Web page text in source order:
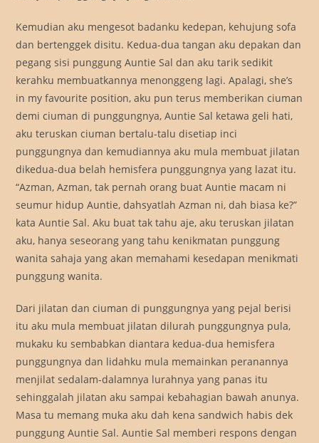
Kemudian aku mengesot badanku kedepan, kehujung sofa
dan bertenggek disitu. Kedua-dua tangan aku depakan dan
pegang sisi punggung Auntie Sal dan aku tarik sedikit
kerahku membuatkannya menonggeng lagi. Apalagi, she’s
in my favourite position, aku pun terus memberikan ciuman
demi ciuman di punggungnya, Auntie Sal ketawa geli hati,
aku teruskan ciuman bertalu-talu disetiap inci
punggungnya dan kemudiannya aku mula membuat jilatan
dikedua-dua belah hemisfera punggungnya yang lazat itu.
“Azman, Azman, tak pernah orang buat Auntie macam ni
seumur hidup Auntie, dahsyatlah Azman ni, dah biasa ke?”
kata Auntie Sal. Aku buat tak tahu aje, aku teruskan jilatan
aku, hanya seseorang yang tahu kenikmatan punggung
wanita sahaja yang akan memahami kesedapan menikmati
punggung wanita.
Dari jilatan dan ciuman di punggungnya yang pejal berisi
itu aku mula membuat jilatan dilurah punggungnya pula,
mukaku ku sembabkan diantara kedua-dua hemisfera
punggungnya dan lidahku mula memainkan peranannya
menjilat sedalam-dalamnya lurahnya yang panas itu
sehinggalah jilatan aku sampai kebahagian bawah anunya.
Masa tu memang muka aku dah kena sandwich habis dek
punggung Auntie Sal. Auntie Sal memberi respons dengan